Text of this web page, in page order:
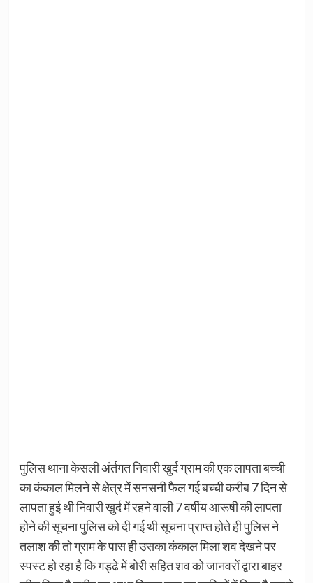
पुलिस थाना केसली अंर्तगत निवारी खुर्द ग्राम की एक लापता बच्ची
का कंकाल मिलने से क्षेत्र में सनसनी फैल गई बच्ची करीब 7 दिन से
लापता हुई थी निवारी खुर्द में रहने वाली 7 वर्षीय आरूषी की लापता
होने की सूचना पुलिस को दी गई थी सूचना प्राप्त होते ही पुलिस ने
तलाश की तो ग्राम के पास ही उसका कंकाल मिला शव देखने पर
स्पस्ट हो रहा है कि गड्ढे में बोरी सहित शव को जानवरों द्वारा बाहर